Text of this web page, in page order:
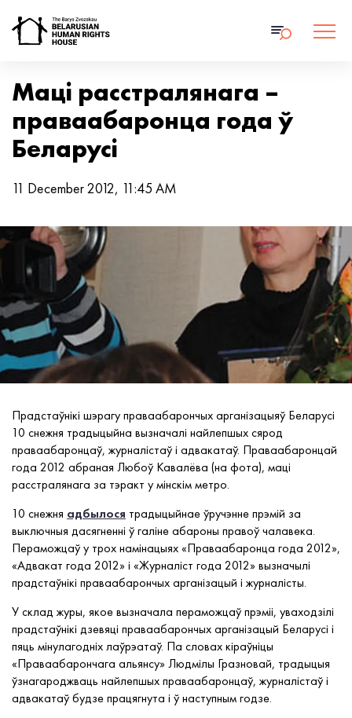
Маці расстралянага –
праваабаронца года ў
Беларусі
11 December 2012, 11:45 AM
Прадстаўнікі шэрагу праваабарончых арганізацыяў Беларусі
10 снежня традыцыйна вызначалі найлепшых сярод
праваабаронцаў, журналістаў і адвакатаў. Праваабаронцай
года 2012 абраная Любоў Кавалёва (на фота), маці
расстралянага за тэракт у мінскім метро.
10 снежня адбылося традыцыйнае ўручэнне прэмій за
выключныя дасягненні ў галіне абароны правоў чалавека.
Пераможцаў у трох намінацыях «Праваабаронца года 2012»,
«Адвакат года 2012» і «Журналіст года 2012» вызначылі
прадстаўнікі праваабарончых арганізацый і журналісты.
У склад журы, якое вызначала пераможцаў прэміі, уваходзілі
прадстаўнікі дзевяці праваабарончых арганізацый Беларусі і
пяць мінулагодніх лаўрэатаў. Па словах кіраўніцы
«Праваабарончага альянсу» Людмілы Гразновай, традыцыя
ўзнагароджваць найлепшых праваабаронцаў, журналістаў і
адвакатаў будзе працягнута і ў наступным годзе.